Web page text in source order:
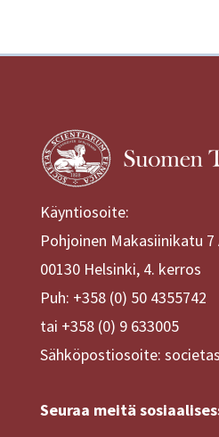
Käyntiosoite:
Pohjoinen Makasiinikatu 7
00130 Helsinki, 4. kerros
Puh: +358 (0) 50 4355742
tai +358 (0) 9 633005
Sähköpostiosoite:
Seuraa meitä